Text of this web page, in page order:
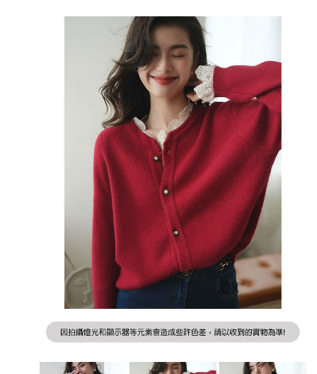
AFTEE先享後付
【關於「AFTEE先享後付」】
AFTEE先享後付是「在收到商品之後才付款」的支付方式。 讓您購物簡單
１．簡單：不需註冊會員、不需綁卡、不需儲值。
２．便利：只要手機號碼，簡訊認證，即可結帳。
３．安心：先確認商品／服務後，再付款。
【「AFTEE先享後付」結帳流程】
１．於結帳方式選擇「AFTEE先享後付」後，將跳轉至「AFTEE先享後付」
結帳頁面，進行簡訊認證並確認金額後，即可完成結帳。
２．訂單成立數日內，您將收到繳費通知簡訊。
３．收到繳費通知簡訊後14天內，點擊此簡訊中的連結，可透過四大超商／
ATM／網路銀行／等多元方式進行付款，方視為交易完成。
※ 請注意：結帳手續完成當下不需立刻繳費，但若您需要取消訂單，請聯絡
購買商品的店家。未經商家同意取消之訂單仍視為有效，需透過AFTEE先享
※ 交易是否成功請以「AFTEE先享後付 」之結帳頁面顯示為準，若有關於
是否繳費成功／繳費後需取消欲退款等相關疑問，請聯繫「AFTEE先享後付
客戶支援中心」https://netprotections.freshdesk.com/support/home
【注意事項】
易，需依本服務之必要範圍內提供個人資料，並將交易相關給付款項請求債
權轉讓予恩沛科技股份有限公司。
https://aftee.tw/terms/#terms3
每筆NT$79，滿NT$599(含以上)免運費
每筆NT$79，滿NT$599(含以上)免運費
每筆NT$79，滿NT$1,000(含以上)免運費
付款後7-11取貨
每筆NT$79，滿NT$1,000(含以上)免運費
每筆NT$100，滿NT$1,500(含以上)免運費
加大碼毛衣 上衣 甜美設計撞色拼接蕾絲排釦針織衫(S-XL)
甜美氣質拼接蕾絲風